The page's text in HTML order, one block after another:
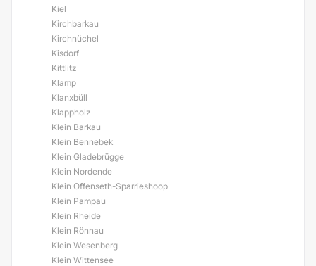
Kiel
Kirchbarkau
Kirchnüchel
Kisdorf
Kittlitz
Klamp
Klanxbüll
Klappholz
Klein Barkau
Klein Bennebek
Klein Gladebrügge
Klein Nordende
Klein Offenseth-Sparrieshoop
Klein Pampau
Klein Rheide
Klein Rönnau
Klein Wesenberg
Klein Wittensee